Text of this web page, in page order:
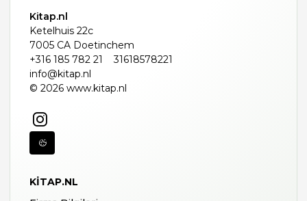
Kitap.nl
Ketelhuis 22c
7005 CA Doetinchem
+316 185 782 21
31618578221
info@kitap.nl
© 2026 www.kitap.nl
KITAP.NL